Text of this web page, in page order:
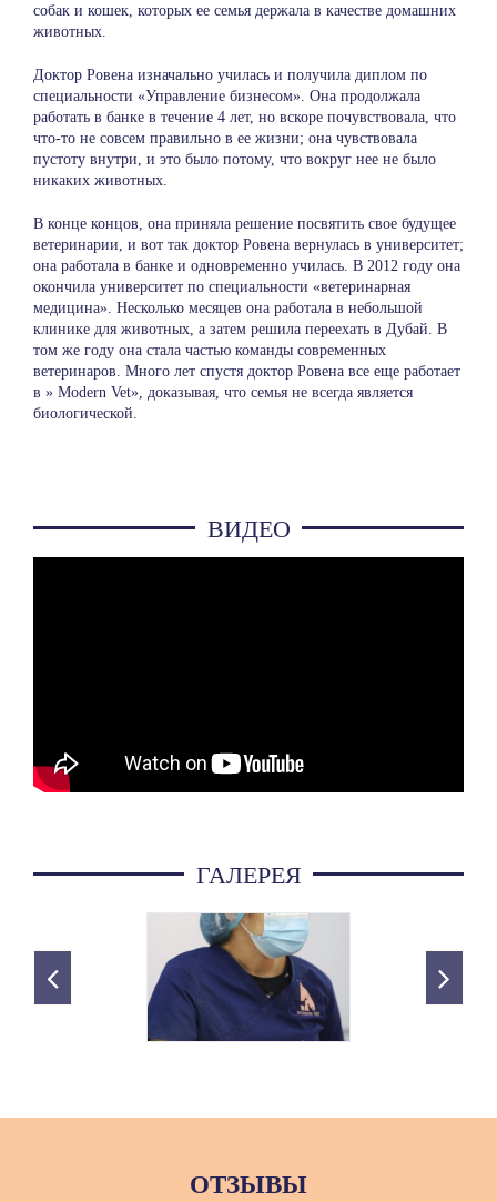
собак и кошек, которых ее семья держала в качестве домашних
животных.
Доктор Ровена изначально училась и получила диплом по
специальности «Управление бизнесом». Она продолжала
работать в банке в течение 4 лет, но вскоре почувствовала, что
что-то не совсем правильно в ее жизни; она чувствовала
пустоту внутри, и это было потому, что вокруг нее не было
никаких животных.
В конце концов, она приняла решение посвятить свое будущее
ветеринарии, и вот так доктор Ровена вернулась в университет;
она работала в банке и одновременно училась. В 2012 году она
окончила университет по специальности «ветеринарная
медицина». Несколько месяцев она работала в небольшой
клинике для животных, а затем решила переехать в Дубай. В
том же году она стала частью команды современных
ветеринаров. Много лет спустя доктор Ровена все еще работает
в » Modern Vet», доказывая, что семья не всегда является
биологической.
ВИДЕО
ГАЛЕРЕЯ
ОТЗЫВЫ